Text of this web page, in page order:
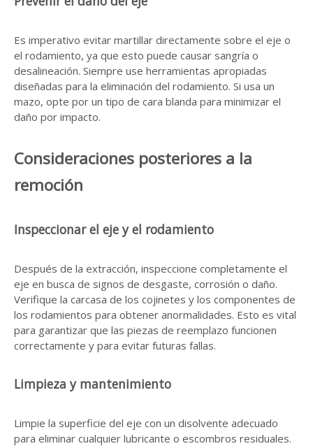
Es imperativo evitar martillar directamente sobre el eje o
el rodamiento, ya que esto puede causar sangría o
desalineación. Siempre use herramientas apropiadas
diseñadas para la eliminación del rodamiento. Si usa un
mazo, opte por un tipo de cara blanda para minimizar el
daño por impacto.
Consideraciones posteriores a la
remoción
Inspeccionar el eje y el rodamiento
Después de la extracción, inspeccione completamente el
eje en busca de signos de desgaste, corrosión o daño.
Verifique la carcasa de los cojinetes y los componentes de
los rodamientos para obtener anormalidades. Esto es vital
para garantizar que las piezas de reemplazo funcionen
correctamente y para evitar futuras fallas.
Limpieza y mantenimiento
Limpie la superficie del eje con un disolvente adecuado
para eliminar cualquier lubricante o escombros residuales.